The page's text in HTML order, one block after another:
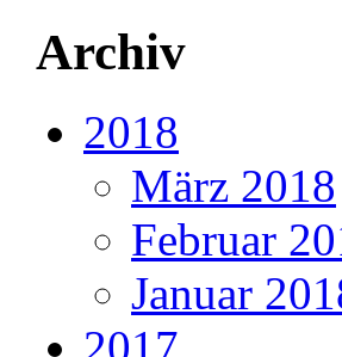
Archiv
2018
März 2018
Februar
Januar